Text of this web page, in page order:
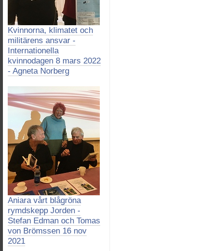
Kvinnorna, klimatet och
militärens ansvar -
Internationella
kvinnodagen 8 mars 2022
- Agneta Norberg
Aniara vårt blågröna
rymdskepp Jorden -
Stefan Edman och Tomas
von Brömssen 16 nov
2021